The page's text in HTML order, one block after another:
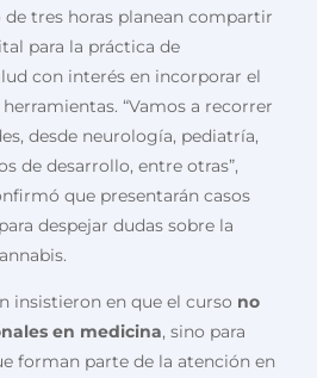
de tres horas planean compartir
para la práctica de
con interés en incorporar el
“Vamos a recorrer
desde neurología, pediatría,
de desarrollo, entre otras”,
que presentarán casos
despejar dudas sobre la
insistieron en que el curso no
en medicina, sino para
forman parte de la atención en